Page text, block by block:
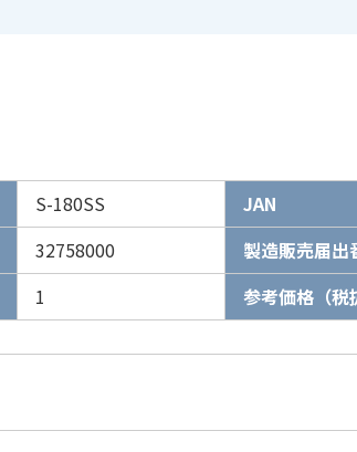
S-180SS JAN
32758000 製造販売届出
1 参考価格（税